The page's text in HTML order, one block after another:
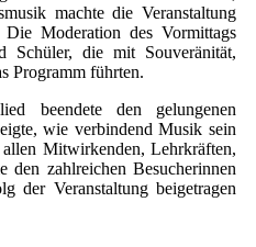
machte die Veranstaltung
Die Moderation des Vormittags
Schüler, die mit Souveränität,
Programm führten.
beendete den gelungenen
wie verbindend Musik sein
Mitwirkenden, Lehrkräften,
zahlreichen Besucherinnen
der Veranstaltung beigetragen